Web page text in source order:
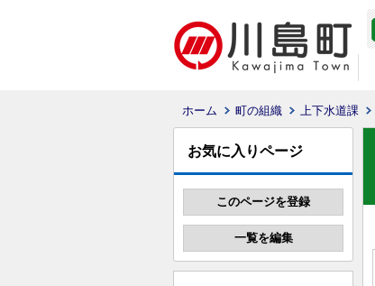
ホーム 町の組織 上下水道課
お気に入りページ